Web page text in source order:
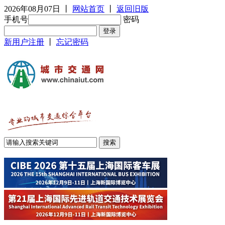
2026年08月07日 网站首页
返回旧版
手机号
密码
新用户注册 忘记密码